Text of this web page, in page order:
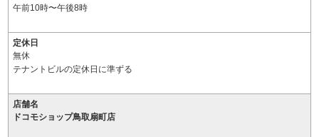
午前10時〜午後8時
定休日
無休
テナントビルの定休日に準ずる
店舗名
ドコモショップ鳥取扇町店